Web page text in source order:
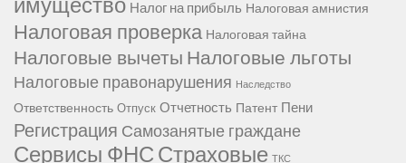
Налог на прибыль Налоговая амнистия
Налоговая проверка Налоговая тайна
Налоговые вычетыНалоговые льготы
Налоговые правонарушения Наследство
Ответственность Отпуск Отчетность Патент Пени
Регистрация Самозанятые граждане
Сервисы ФНССтраховые ТКС